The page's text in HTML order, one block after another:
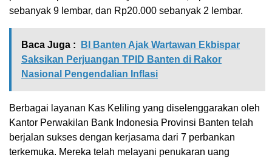
sebanyak 9 lembar, dan Rp20.000 sebanyak 2 lembar.
Baca Juga :
BI Banten Ajak Wartawan Ekbispar
Saksikan Perjuangan TPID Banten di Rakor
Nasional Pengendalian Inflasi
Berbagai layanan Kas Keliling yang diselenggarakan oleh
Kantor Perwakilan Bank Indonesia Provinsi Banten telah
berjalan sukses dengan kerjasama dari 7 perbankan
terkemuka. Mereka telah melayani penukaran uang